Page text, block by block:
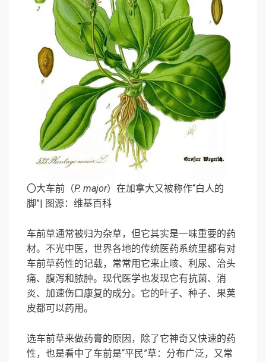
〇大车前（P. major）在加拿大又被称作“白人的
脚”| 图源：维基百科
车前草通常被归为杂草，但它其实是一味重要的药
材。不光中医，世界各地的传统医药系统里都有对
车前草药性的记载，常常用它来止咳、利尿、治头
痛、腹泻和脓肿。现代医学也发现它有抗菌、消
炎、加速伤口康复的成分。它的叶子、种子、果荚
皮都可以药用。
选车前草来做药膏的原因，除了它神奇又快速的药
性，也是看中了车前是“平民”草：分布广泛，又常